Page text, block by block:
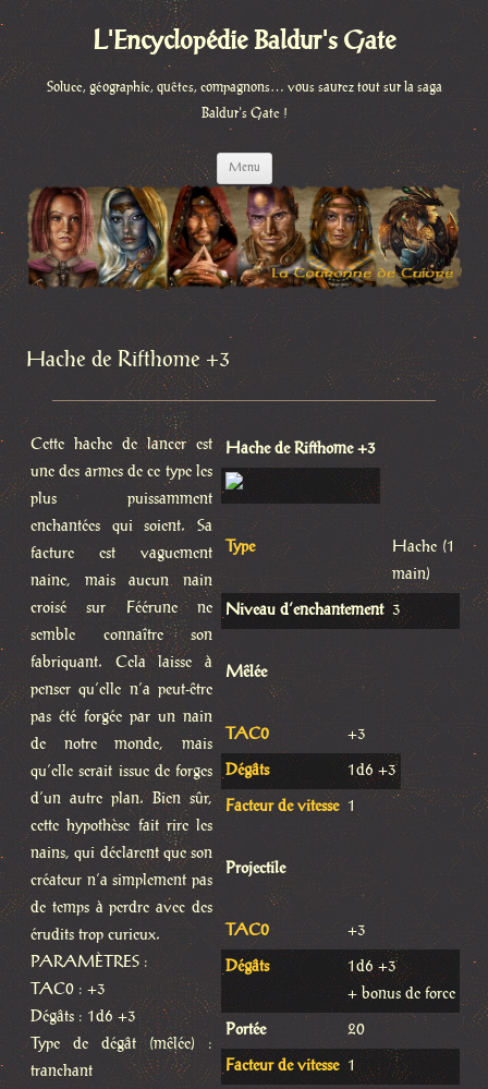
L'Encyclopédie Baldur's Gate
Soluce, géographie, quêtes, compagnons… vous saurez tout sur la saga
Baldur's Gate !
Menu
contenu
Hache de Rifthome +3
Cette hache de lancer est
une des armes de ce type les
plus puissamment
enchantées qui soient. Sa
facture est vaguement
naine, mais aucun nain
croisé sur Féérune ne
semble connaître son
fabriquant. Cela laisse à
penser qu’elle n’a peut-être
pas été forgée par un nain
de notre monde, mais
qu’elle serait issue de forges
d’un autre plan. Bien sûr,
cette hypothèse fait rire les
nains, qui déclarent que son
créateur n’a simplement pas
de temps à perdre avec des
érudits trop curieux.
PARAMÈTRES :
TAC0 : +3
Dégâts : 1d6 +3
Type de dégât (mêlée) :
tranchant
Hache de Rifthome +3
Type
Hache (1
main)
Niveau d’enchantement 3
Mêlée
TAC0 +3
Dégâts 1d6 +3
Facteur de vitesse 1
Projectile
TAC0 +3
Dégâts
1d6 +3
+ bonus de force
Portée 20
Facteur de vitesse 1